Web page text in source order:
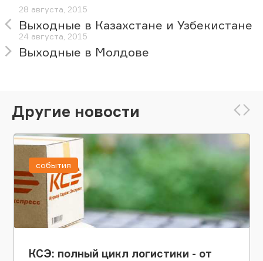
28 августа, 2015
Выходные в Казахстане и Узбекистане
24 августа, 2015
Выходные в Молдове
Другие новости
КСЭ: полный цикл логистики - от
события